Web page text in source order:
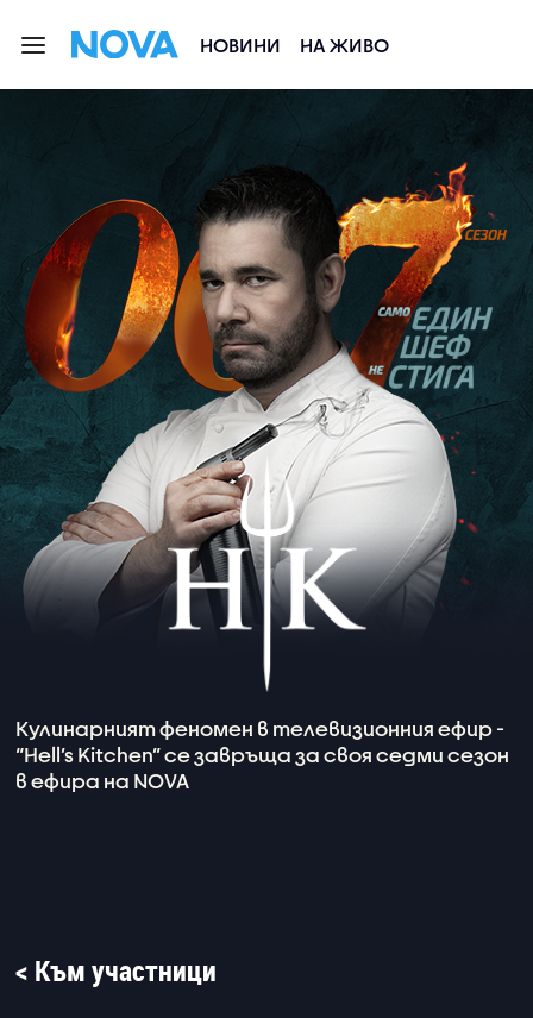
НОВИНИ НА ЖИВО
Кулинарният феномен в телевизионния ефир -
“Hell’s Kitchen” се завръща за своя седми сезон
в ефира на NOVA
< Към участници